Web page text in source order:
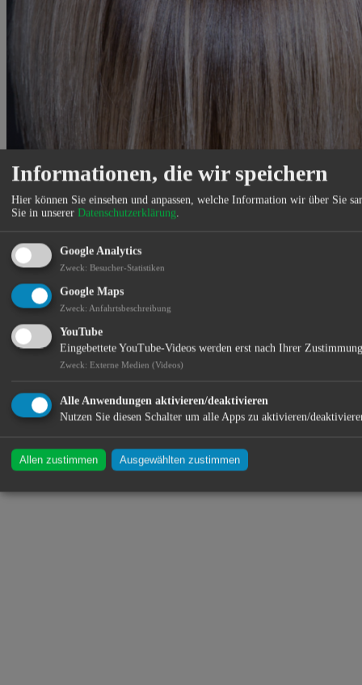
Goldwell, Wella, Loreal, Kerastase, Ghd
Standort:
Informationen, die wir speichern
Hier können Sie einsehen und anpassen, welche Information wir über Sie
Sie in unserer Datenschutzerklärung.
Google Analytics
Zweck: Besucher-Statistiken
Google Maps
Zweck: Anfahrtsbeschreibung
YouTube
Eingebettete YouTube-Videos werden erst nach Ihrer
Zweck: Externe Medien (Videos)
Alle Anwendungen aktivieren/deaktivieren
Nutzen Sie diesen Schalter um alle Apps zu aktivieren/
Allen zustimmen Ausgewählten zustimmen